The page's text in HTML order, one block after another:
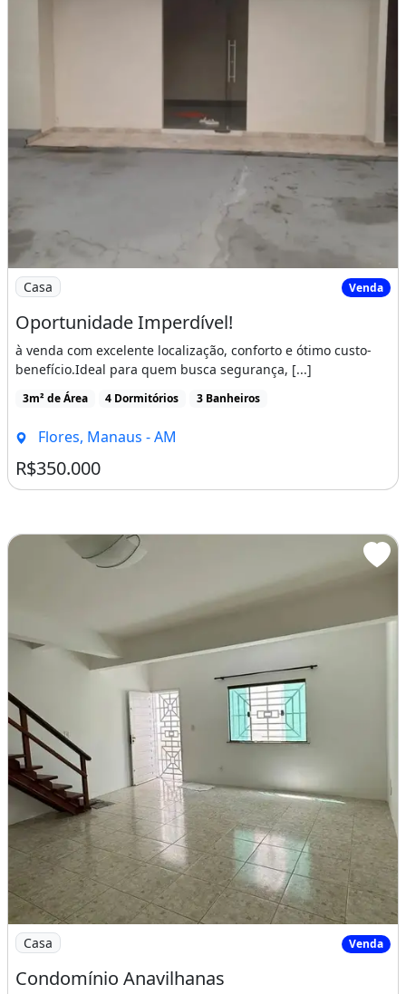
Imagem: Oportunidade Imperdível!
Casa Venda
Oportunidade Imperdível!
à venda com excelente localização, conforto e ótimo custo-
benefício.Ideal para quem busca segurança, [...]
3m² de Área 4 Dormitórios 3 Banheiros
Flores, Manaus - AM
R$350.000
Imagem: Condomínio Anavilhanas
Casa Venda
Condomínio Anavilhanas